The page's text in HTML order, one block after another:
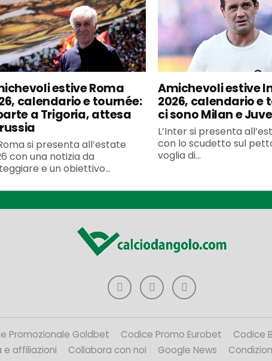
estive Roma
calendario e tournée:
a Trigoria, attesa
si presenta all’estate
con una notizia da
e un obiettivo...
Amichevoli estive
2026, calendario e
ci sono Milan e Juve
L’Inter si presenta
con lo scudetto sul
voglia di...
Promozionale Goldbet Codice Promo Eurobet Codice
e affiliazioni
Collabora con noi Google News